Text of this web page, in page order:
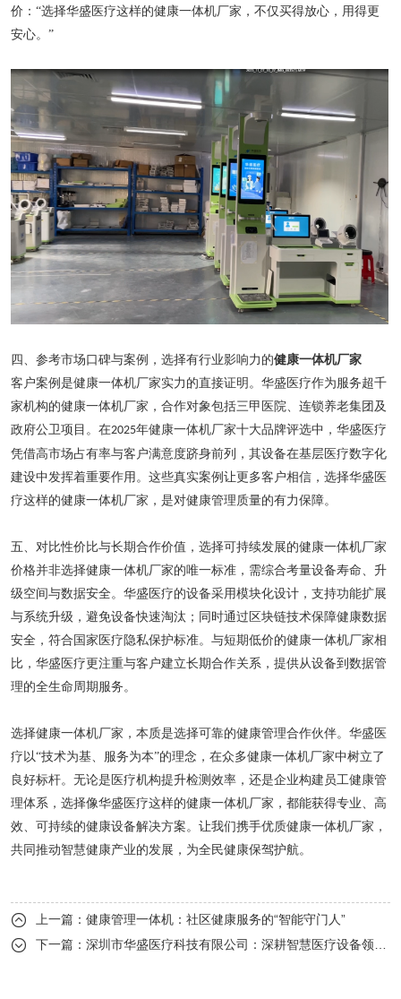
价： “选择华盛医疗这样的健康一体机厂家，不仅买得放心，用得更
安心。”
四、参考市场口碑与案例，选择有行业影响力的健康一体机厂家
客户案例是健康一体机厂家实力的直接证明。华盛医疗作为服务超千
家机构的健康一体机厂家，合作对象包括三甲医院、连锁养老集团及
政府公卫项目。在2025年健康一体机厂家十大品牌评选中，华盛医疗
凭借高市场占有率与客户满意度跻身前列，其设备在基层医疗数字化
建设中发挥着重要作用。这些真实案例让更多客户相信，选择华盛医
疗这样的健康一体机厂家，是对健康管理质量的有力保障。
五、对比性价比与长期合作价值，选择可持续发展的健康一体机厂家
价格并非选择健康一体机厂家的唯一标准，需综合考量设备寿命、升
级空间与数据安全。华盛医疗的设备采用模块化设计，支持功能扩展
与系统升级，避免设备快速淘汰；同时通过区块链技术保障健康数据
安全，符合国家医疗隐私保护标准。与短期低价的健康一体机厂家相
比，华盛医疗更注重与客户建立长期合作关系，提供从设备到数据管
理的全生命周期服务。
选择健康一体机厂家，本质是选择可靠的健康管理合作伙伴。华盛医
疗以“技术为基、服务为本”的理念，在众多健康一体机厂家中树立了
良好标杆。无论是医疗机构提升检测效率，还是企业构建员工健康管
理体系，选择像华盛医疗这样的健康一体机厂家，都能获得专业、高
效、可持续的健康设备解决方案。让我们携手优质健康一体机厂家，
共同推动智慧健康产业的发展，为全民健康保驾护航。
 上一篇： 健康管理一体机：社区健康服务的“智能守门人”
 下一篇： 深圳市华盛医疗科技有限公司：深耕智慧医疗设备领域，让科技为健康保驾护航